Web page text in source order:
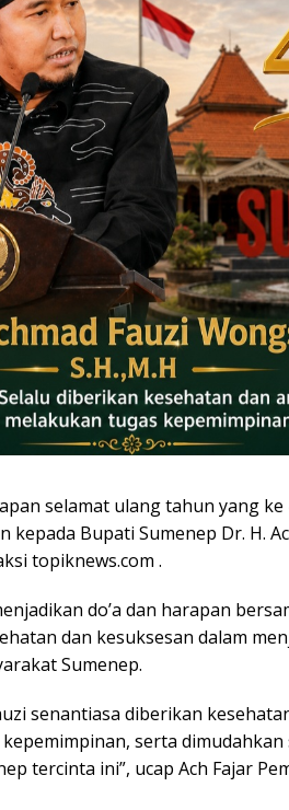
selamat ulang tahun yang
kepada Bupati Sumenep Dr. H.
topiknews.com .
do’a dan harapan
dan kesuksesan dalam
Sumenep.
senantiasa diberikan
serta
tercinta ini”, ucap Ach Fajar